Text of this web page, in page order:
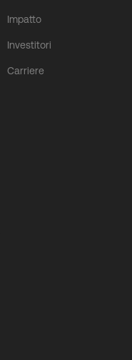
Impatto
Investitori
Carriere